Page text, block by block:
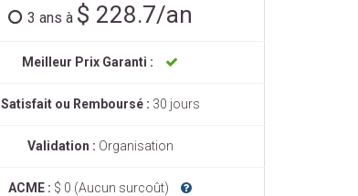
3 ans à $ 228.7/an
Meilleur Prix Garanti :
Satisfait ou Remboursé : 30 jours
Validation : Organisation
ACME : $ 0 (Aucun surcoût)